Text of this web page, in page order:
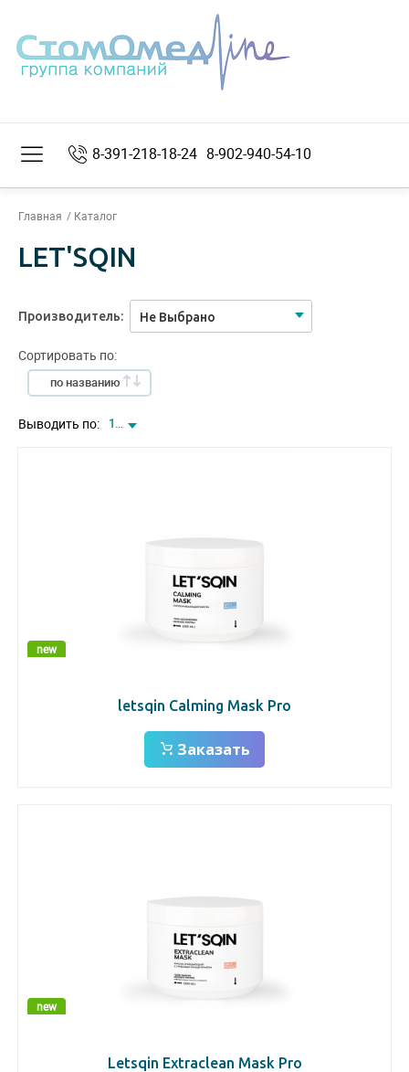
8-391-218-18-24 8-902-940-54-10
Главная Каталог
LET'SQIN
Производитель: Не Выбрано
Сортировать по:
по названию
Выводить по: 12
new
letsqin Calming Mask Pro
Заказать
new
Letsqin Extraclean Mask Pro